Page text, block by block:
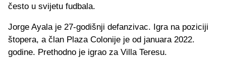
često u svijetu fudbala.
Jorge Ayala je 27-godišnji defanzivac. Igra na poziciji
štopera, a član Plaza Colonije je od januara 2022.
godine. Prethodno je igrao za Villa Teresu.